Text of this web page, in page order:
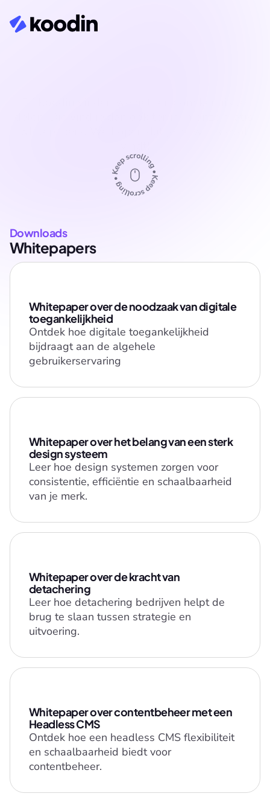
Downloads
Whitepapers
Whitepaper over de noodzaak van digitale
toegankelijkheid
Ontdek hoe digitale toegankelijkheid
bijdraagt aan de algehele
gebruikerservaring
Whitepaper over het belang van een sterk
design systeem
Leer hoe design systemen zorgen voor
consistentie, efficiëntie en schaalbaarheid
van je merk.
Whitepaper over de kracht van
detachering
Leer hoe detachering bedrijven helpt de
brug te slaan tussen strategie en
uitvoering.
Whitepaper over contentbeheer met een
Headless CMS
Ontdek hoe een headless CMS flexibiliteit
en schaalbaarheid biedt voor
contentbeheer.